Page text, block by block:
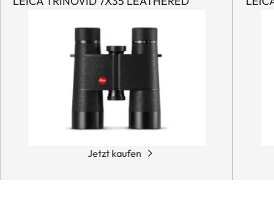
Jetzt kaufen